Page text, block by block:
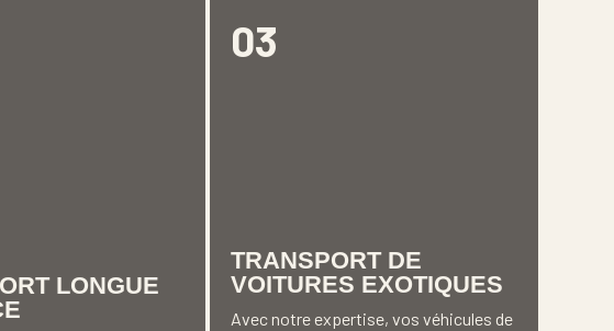
LONGUE
03
TRANSPORT DE
VOITURES EXOTIQUES
Avec notre expertise, vos véhicules de